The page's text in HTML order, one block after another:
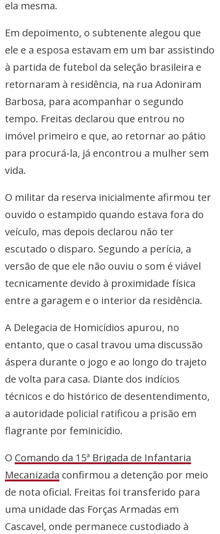
ela mesma.
Em depoimento, o subtenente alegou que
ele e a esposa estavam em um bar assistindo
à partida de futebol da seleção brasileira e
retornaram à residência, na rua Adoniram
Barbosa, para acompanhar o segundo
tempo. Freitas declarou que entrou no
imóvel primeiro e que, ao retornar ao pátio
para procurá-la, já encontrou a mulher sem
vida.
O militar da reserva inicialmente afirmou ter
ouvido o estampido quando estava fora do
veículo, mas depois declarou não ter
escutado o disparo. Segundo a perícia, a
versão de que ele não ouviu o som é viável
tecnicamente devido à proximidade física
entre a garagem e o interior da residência.
A Delegacia de Homicídios apurou, no
entanto, que o casal travou uma discussão
áspera durante o jogo e ao longo do trajeto
de volta para casa. Diante dos indícios
técnicos e do histórico de desentendimento,
a autoridade policial ratificou a prisão em
flagrante por feminicídio.
O Comando da 15ª Brigada de Infantaria
Mecanizada confirmou a detenção por meio
de nota oficial. Freitas foi transferido para
uma unidade das Forças Armadas em
Cascavel, onde permanece custodiado à